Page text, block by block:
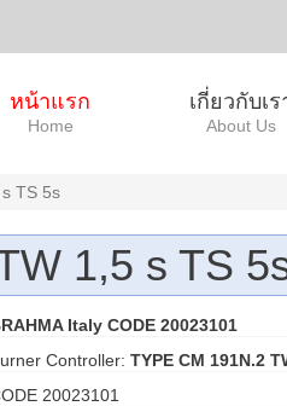
หน้าแรก
Home
เกี่ยวกับเร
About Us
TS 5s
1,5 s TS
Italy CODE 20023101
Controller: TYPE CM 191N.2
20023101